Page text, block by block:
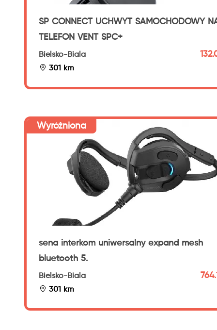
SP CONNECT UCHWYT SAMOCHODOWY
TELEFON VENT SPC+
Bielsko-Biala
301 km
Wyróżniona
sena interkom uniwersalny expand mesh
bluetooth 5.
Bielsko-Biala
301 km